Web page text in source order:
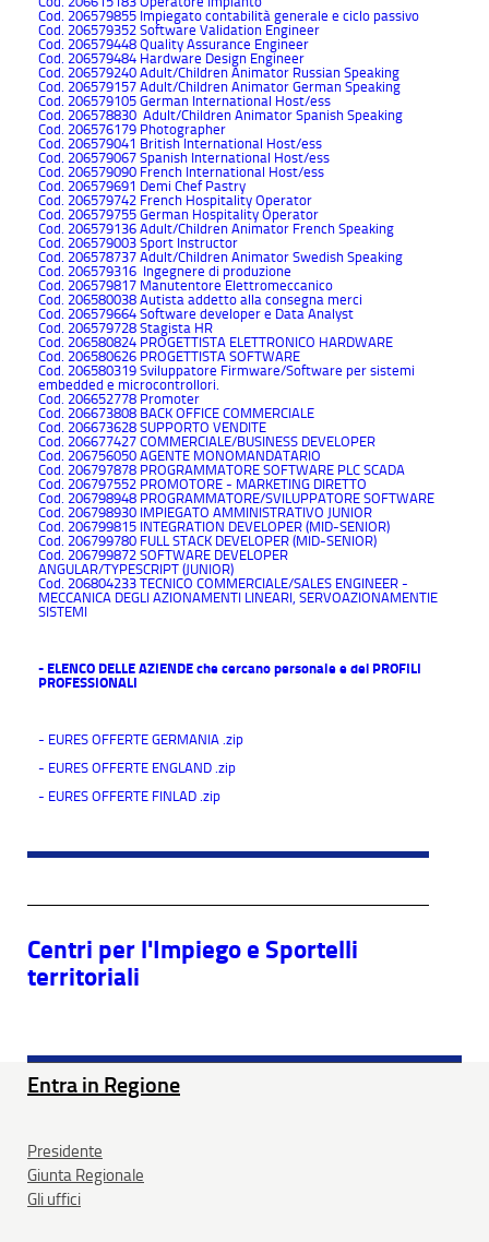
Cod. 206579855 Impiegato contabilità generale e ciclo passivo
Cod. 206579352 Software Validation Engineer
Cod. 206579448 Quality Assurance Engineer
Cod. 206579484 Hardware Design Engineer
Cod. 206579240 Adult/Children Animator Russian Speaking
Cod. 206579157 Adult/Children Animator German Speaking
Cod. 206579105 German International Host/ess
Cod. 206578830 Adult/Children Animator Spanish Speaking
Cod. 206576179 Photographer
Cod. 206579041 British International Host/ess
Cod. 206579067 Spanish International Host/ess
Cod. 206579090 French International Host/ess
Cod. 206579691 Demi Chef Pastry
Cod. 206579742 French Hospitality Operator
Cod. 206579755 German Hospitality Operator
Cod. 206579136 Adult/Children Animator French Speaking
Cod. 206579003 Sport Instructor
Cod. 206578737 Adult/Children Animator Swedish Speaking
Cod. 206579316 Ingegnere di produzione
Cod. 206579817 Manutentore Elettromeccanico
Cod. 206580038 Autista addetto alla consegna merci
Cod. 206579664 Software developer e Data Analyst
Cod. 206579728 Stagista HR
Cod. 206580824 PROGETTISTA ELETTRONICO HARDWARE
Cod. 206580626 PROGETTISTA SOFTWARE
Cod. 206580319 Sviluppatore Firmware/Software per sistemi
embedded e microcontrollori.
Cod. 206652778 Promoter
Cod. 206673808 BACK OFFICE COMMERCIALE
Cod. 206673628 SUPPORTO VENDITE
Cod. 206677427 COMMERCIALE/BUSINESS DEVELOPER
Cod. 206756050 AGENTE MONOMANDATARIO
Cod. 206797878 PROGRAMMATORE SOFTWARE PLC SCADA
Cod. 206797552 PROMOTORE - MARKETING DIRETTO
Cod. 206798948 PROGRAMMATORE/SVILUPPATORE SOFTWARE
Cod. 206798930 IMPIEGATO AMMINISTRATIVO JUNIOR
Cod. 206799815 INTEGRATION DEVELOPER (MID-SENIOR)
Cod. 206799780 FULL STACK DEVELOPER (MID-SENIOR)
Cod. 206799872 SOFTWARE DEVELOPER
ANGULAR/TYPESCRIPT (JUNIOR)
Cod. 206804233 TECNICO COMMERCIALE/SALES ENGINEER -
MECCANICA DEGLI AZIONAMENTI LINEARI, SERVOAZIONAMENTIE
SISTEMI
- ELENCO DELLE AZIENDE che cercano personale e dei PROFILI
PROFESSIONALI
- EURES OFFERTE GERMANIA .zip
- EURES OFFERTE ENGLAND .zip
- EURES OFFERTE FINLAD .zip
Centri per l'Impiego e Sportelli
territoriali
Entra in Regione
Presidente
Giunta Regionale
Gli uffici